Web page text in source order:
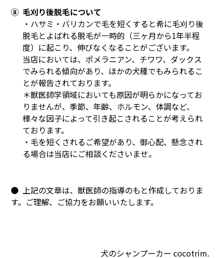
⑧ 毛刈り後脱毛について
・ハサミ・バリカンで毛を短くすると希に毛刈り後
脱毛とよばれる脱毛が一時的（三ヶ月から1年半程
度）に起こり、伸びなくなることがございます。
当店においては、ポメラニアン、チワワ、ダックス
でみられる傾向があり、ほかの犬種でもみられるこ
とが報告されております。
＊獣医師学領域においても原因が明らかになってお
りませんが、季節、年齢、ホルモン、体調など、
様々な因子によって引き起こされることが考えられ
ております。
・毛を短くされるご希望があり、御心配、懸念され
る場合は当店にご相談くださいませ。
● 上記の文章は、獣医師の指導のもと作成しておりま
す。ご理解、ご協力をお願いいたします。
犬のシャンプーカー cocotrim.